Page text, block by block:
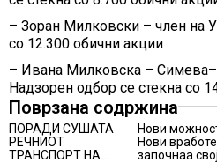
– Зоран Милковски – член на
со 12.300 обични акции
– Ивана Милковска – Симева–
Надзорен одбор се стекна со
Поврзана содржина
ПОРАДИ СУШАТА
РЕЧНИОТ
ТРАНСПОРТ НА
Нови
Нови
започнаа